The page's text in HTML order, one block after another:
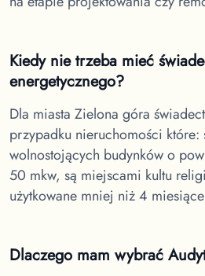
Kiedy nie trzeba mieć
energetycznego?
Dla miasta Zielona góra
przypadku nieruchomości które:
wolnostojących budynków o
50 mkw, są miejscami kultu
użytkowane mniej niż 4
Dlaczego mam wybrać